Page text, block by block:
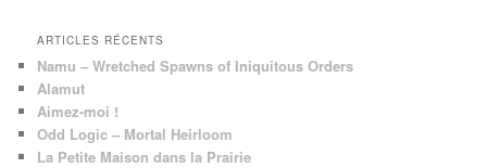
ARTICLES RÉCENTS
Namu – Wretched Spawns of Iniquitous Orders
Alamut
Aimez-moi !
Odd Logic – Mortal Heirloom
La Petite Maison dans la Prairie